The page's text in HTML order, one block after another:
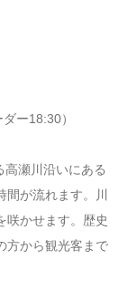
18:30）
瀬川沿いにある
が流れます。川
咲かせます。歴史
方から観光客まで